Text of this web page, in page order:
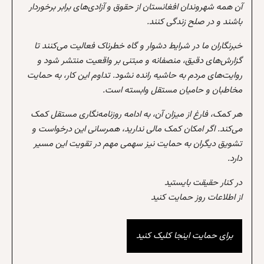
آن همه شهروندان افغانستان از حقوق و آزادی‌های برابر برخوردار
باشند و در صلح زندگی کنند.
خبرنگاران ما در شرایط دشوار و گاه خطرناک فعالیت می‌کنند تا
گزارش‌های دقیق، منصفانه و مبتنی بر واقعیت منتشر شود و
روایت‌های مردم به حاشیه رانده نشود. تداوم این کار، به حمایت
مخاطبان و حامیان مستقل وابسته است.
هر کمک، فارغ از میزان آن، به ادامه روزنامه‌نگاری مستقل کمک
می‌کند. اگر امکان کمک مالی ندارید، همرسانی این درخواست و
تشویق دیگران به حمایت نیز سهمی مهم در تقویت این مسیر
دارد.
در کنار حقیقت بایستید
از اطلاعات روز حمایت کنید
برای حمایت اینجا کلیک کنید